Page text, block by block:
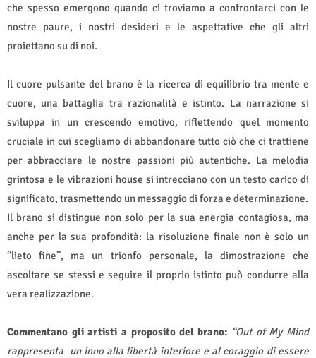
che spesso emergono quando ci troviamo a confrontarci con le
nostre paure, i nostri desideri e le aspettative che gli altri
proiettano su di noi.
Il cuore pulsante del brano è la ricerca di equilibrio tra mente e
cuore, una battaglia tra razionalità e istinto. La narrazione si
sviluppa in un crescendo emotivo, riflettendo quel momento
cruciale in cui scegliamo di abbandonare tutto ciò che ci trattiene
per abbracciare le nostre passioni più autentiche. La melodia
grintosa e le vibrazioni house si intrecciano con un testo carico di
significato, trasmettendo un messaggio di forza e determinazione.
Il brano si distingue non solo per la sua energia contagiosa, ma
anche per la sua profondità: la risoluzione finale non è solo un
“lieto fine”, ma un trionfo personale, la dimostrazione che
ascoltare se stessi e seguire il proprio istinto può condurre alla
vera realizzazione.
Commentano gli artisti a proposito del brano: “Out of My Mind
rappresenta un inno alla libertà interiore e al coraggio di essere